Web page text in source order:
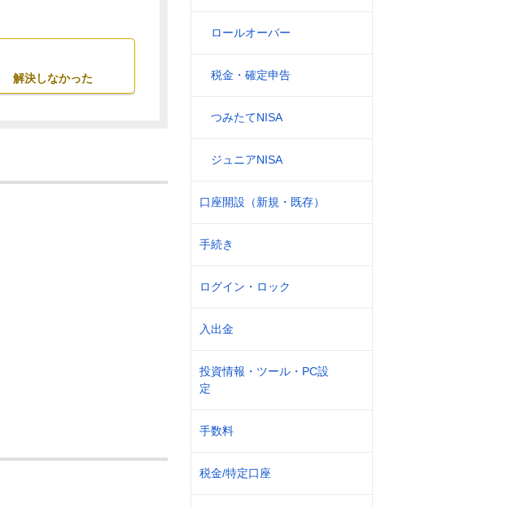
ロールオーバー
税金・確定申告
つみたてNISA
ジュニアNISA
口座開設（新規・既存）
手続き
ログイン・ロック
入出金
投資情報・ツール・PC設
定
手数料
税金/特定口座
解決しなかった